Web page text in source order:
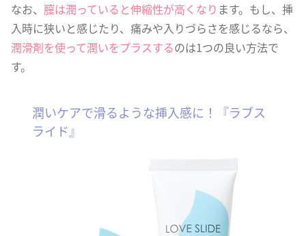
なお、 膣は潤っていると伸縮性が高くなり ます。もし、挿
入時に狭いと感じたり、痛みや入りづらさを感じるなら、
潤滑剤を使って潤いをプラスするのは1つの良い方法で
す。
潤いケアで滑るような挿入感に！『ラブス
ライド』